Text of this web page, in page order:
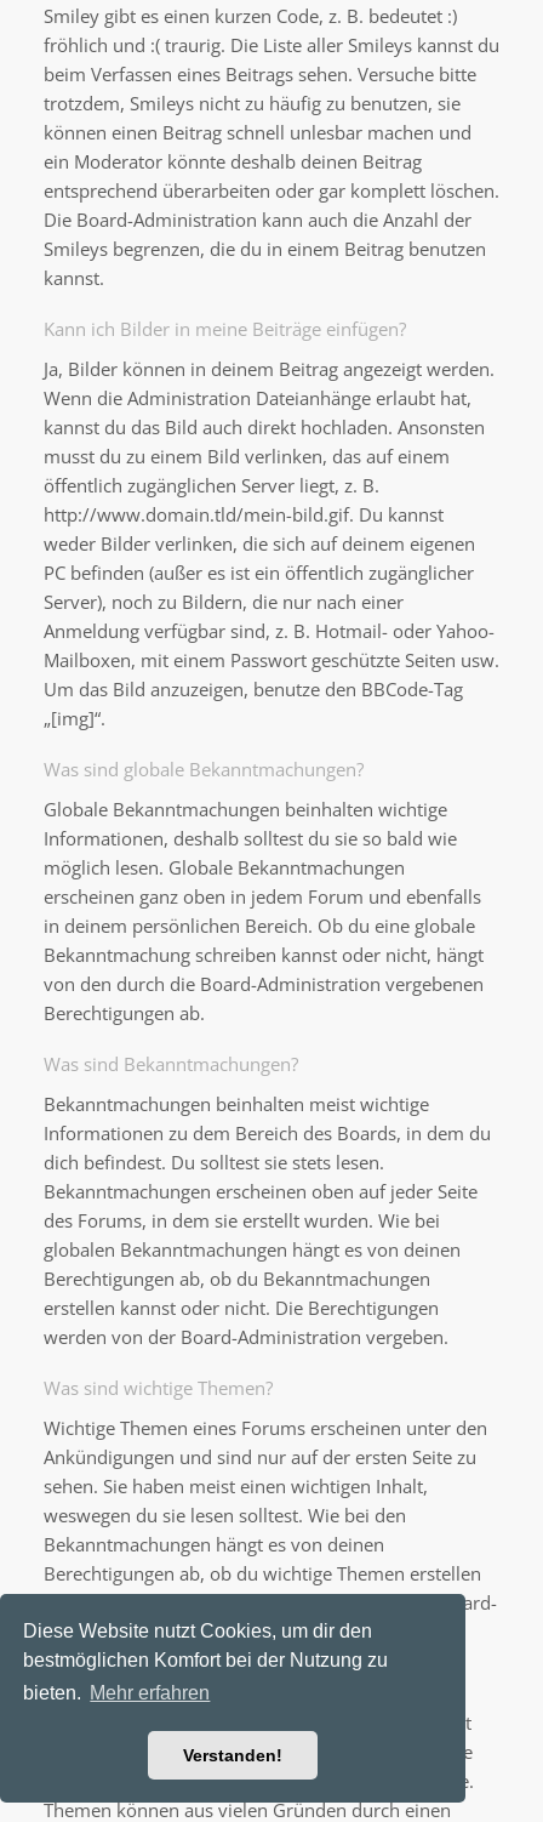
Diese Website nutzt Cookies, um dir den
bestmöglichen Komfort bei der Nutzung zu
bieten. Mehr erfahren
Verstanden!
Smiley gibt es einen kurzen Code, z. B. bedeutet :)
fröhlich und :( traurig. Die Liste aller Smileys kannst du
beim Verfassen eines Beitrags sehen. Versuche bitte
trotzdem, Smileys nicht zu häufig zu benutzen, sie
können einen Beitrag schnell unlesbar machen und
ein Moderator könnte deshalb deinen Beitrag
entsprechend überarbeiten oder gar komplett löschen.
Die Board-Administration kann auch die Anzahl der
Smileys begrenzen, die du in einem Beitrag benutzen
kannst.
Kann ich Bilder in meine Beiträge einfügen?
Ja, Bilder können in deinem Beitrag angezeigt werden.
Wenn die Administration Dateianhänge erlaubt hat,
kannst du das Bild auch direkt hochladen. Ansonsten
musst du zu einem Bild verlinken, das auf einem
öffentlich zugänglichen Server liegt, z. B.
http://www.domain.tld/mein-bild.gif. Du kannst
weder Bilder verlinken, die sich auf deinem eigenen
PC befinden (außer es ist ein öffentlich zugänglicher
Server), noch zu Bildern, die nur nach einer
Anmeldung verfügbar sind, z. B. Hotmail- oder Yahoo-
Mailboxen, mit einem Passwort geschützte Seiten usw.
Um das Bild anzuzeigen, benutze den BBCode-Tag
„[img]“.
Was sind globale Bekanntmachungen?
Globale Bekanntmachungen beinhalten wichtige
Informationen, deshalb solltest du sie so bald wie
möglich lesen. Globale Bekanntmachungen
erscheinen ganz oben in jedem Forum und ebenfalls
in deinem persönlichen Bereich. Ob du eine globale
Bekanntmachung schreiben kannst oder nicht, hängt
von den durch die Board-Administration vergebenen
Berechtigungen ab.
Was sind Bekanntmachungen?
Bekanntmachungen beinhalten meist wichtige
Informationen zu dem Bereich des Boards, in dem du
dich befindest. Du solltest sie stets lesen.
Bekanntmachungen erscheinen oben auf jeder Seite
des Forums, in dem sie erstellt wurden. Wie bei
globalen Bekanntmachungen hängt es von deinen
Berechtigungen ab, ob du Bekanntmachungen
erstellen kannst oder nicht. Die Berechtigungen
werden von der Board-Administration vergeben.
Was sind wichtige Themen?
Wichtige Themen eines Forums erscheinen unter den
Ankündigungen und sind nur auf der ersten Seite zu
sehen. Sie haben meist einen wichtigen Inhalt,
weswegen du sie lesen solltest. Wie bei den
Bekanntmachungen hängt es von deinen
Berechtigungen ab, ob du wichtige Themen erstellen
kannst oder nicht; die Berechtigungen stellt die Board-
Administration ein.
Was sind geschlossene Themen?
Geschlossene Themen sind Themen, in denen nicht
mehr geantwortet werden kann und bei denen eine
laufende Umfrage, falls vorhanden, beendet wurde.
Themen können aus vielen Gründen durch einen